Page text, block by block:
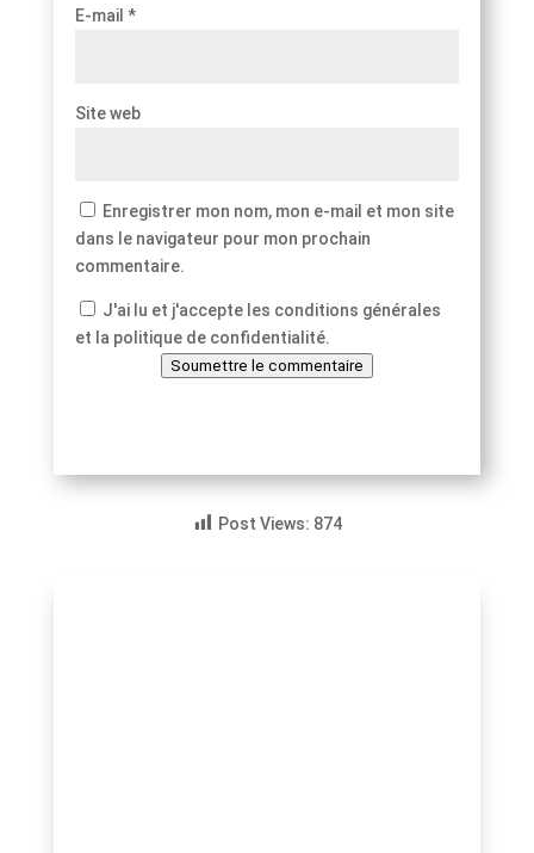
E-mail *
Site web
Enregistrer mon nom, mon e-mail et mon site
dans le navigateur pour mon prochain
commentaire.
J'ai lu et j'accepte les conditions générales
et la politique de confidentialité.
Soumettre le commentaire
Post Views: 874